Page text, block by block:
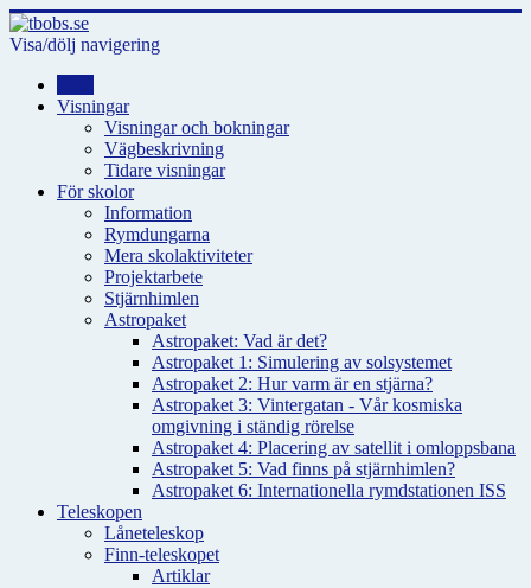
Visa/dölj navigering
Visningar
Visningar och bokningar
Vägbeskrivning
Tidare visningar
För skolor
Information
Rymdungarna
Mera skolaktiviteter
Projektarbete
Stjärnhimlen
Astropaket
Astropaket: Vad är det?
Astropaket 1: Simulering av solsystemet
Astropaket 2: Hur varm är en stjärna?
Astropaket 3: Vintergatan - Vår kosmiska
omgivning i ständig rörelse
Astropaket 4: Placering av satellit i omloppsbana
Astropaket 5: Vad finns på stjärnhimlen?
Astropaket 6: Internationella rymdstationen ISS
Teleskopen
Låneteleskop
Finn-teleskopet
Artiklar